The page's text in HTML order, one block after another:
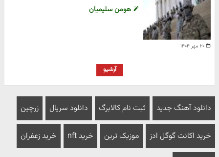
۲۰ مهر ۱۴۰۴
هومن سلیمیان
آرشیو
دانلود آهنگ جدید ثبت نام کالابرگ دانلود سریال زرچین
خرید اکانت گوگل ادز موزیک ترین خرید nft خرید زعفران